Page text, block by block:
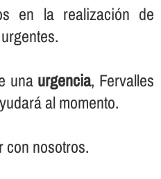
en la realización de
una urgencia, Fervalles
al momento.
con nosotros.